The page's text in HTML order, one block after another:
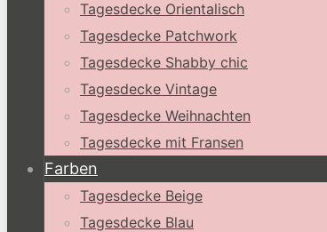
Tagesdecke Orientalisch
Tagesdecke Patchwork
Tagesdecke Shabby chic
Tagesdecke Vintage
Tagesdecke Weihnachten
Tagesdecke mit Fransen
Farben
Tagesdecke Beige
Tagesdecke Blau